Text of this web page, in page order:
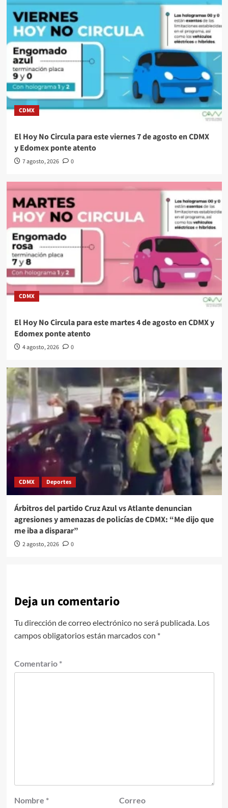
CDMX
El Hoy No Circula para este viernes 7 de agosto en CDMX
y Edomex ponte atento
7 agosto, 2026 0
CDMX
El Hoy No Circula para este martes 4 de agosto en CDMX y
Edomex ponte atento
4 agosto, 2026 0
CDMX Deportes
Árbitros del partido Cruz Azul vs Atlante denuncian
agresiones y amenazas de policías de CDMX: “Me dijo que
me iba a disparar”
2 agosto, 2026 0
Deja un comentario
Tu dirección de correo electrónico no será publicada. Los
campos obligatorios están marcados con *
Comentario *
Nombre *
Correo